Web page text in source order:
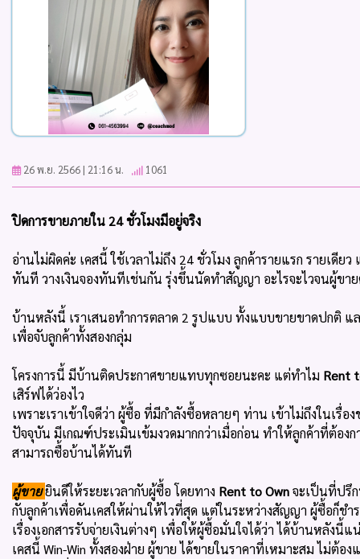
26 พ.ย. 2566 | 21:16 น. 1061
ปิดการขายภายใน 24 ชั่วโมงมีอยู่จริง
อ่านไม่ผิดค่ะ เคสนี้ ใช้เวลาไม่ถึง 24 ชั่วโมง ลูกค้ารายแรก รายเดีย
ทันที วางเงินจองทันทีเช่นกัน รุ่งขึ้นนัดทำสัญญา อะไรจะไวจนผู้ขา
บ้านหลังนี้ เราเสนอทำการตลาด 2 รูปแบบ ทั้งแบบขายขาดปกติ แ
เพื่อจับลูกค้าทั้งสองกลุ่ม
โครงการนี้ มีบ้านติดประกาศขายแทบทุกซอยนะคะ แต่ทำไม Rent
เสิร์ฟได้ว่องไว
เพราะเราเข้าใจดีว่า ผู้ซื้อ ที่มีกำลังซื้อหลายๆ ท่าน เข้าไม่ถึงในเรื่อ
ปัจจุบัน มีเกณฑ์ประเมินเข้มงวดมากกว่าเมื่อก่อน ทำให้ลูกค้าที่ต้อง
สามารถซื้อบ้านได้ทันที
ผู้ขายยินดีให้ระยะเวลากับผู้ซื้อ โดยทาง Rent to Ownจะเป็นที่ปรึ
กับลูกค้าเพื่อดันเคสให้ผ่านให้ไวที่สุด แต่ในระหว่างสัญญา ผู้ซื้อก็ชำร
เรื่องเอกสารรับจ่ายเงินต่างๆ เพื่อให้ผู้ซื้อมั่นใจได้ว่า ได้บ้านหลังนี้
เคสนี้ Win-Win ทั้งสองฝ่าย ผู้ขาย ได้ขายในราคาที่เหมาะสม ไม่ต้อ